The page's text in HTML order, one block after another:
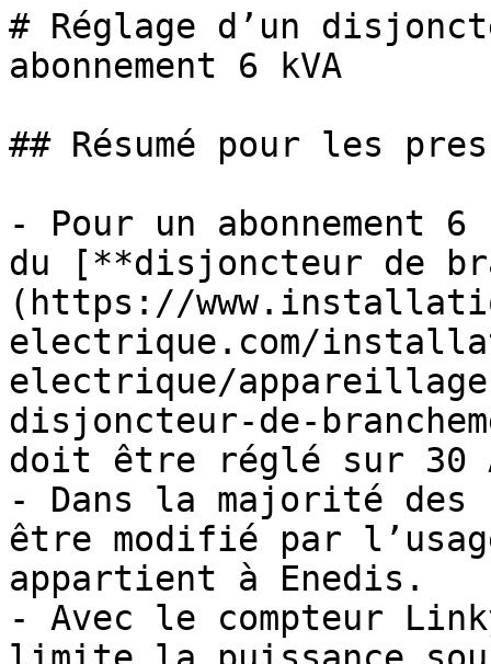
# Réglage d’un
abonnement 6 kVA
## Résumé pour les
- Pour un abonnement
du [**disjoncteur de
(https://
electrique.com/
electrique/
disjoncteur-de-
doit être réglé sur 30
- Dans la majorité des
être modifié par
appartient à Enedis.
- Avec le compteur